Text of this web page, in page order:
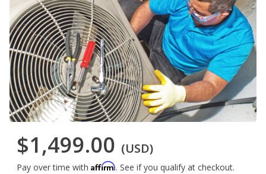
$1,499.00 (USD)
Pay over time with Affirm. See if you qualify at checkout.